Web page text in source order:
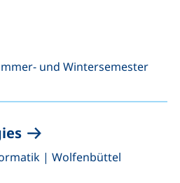
und Wintersemester
| Wolfenbüttel